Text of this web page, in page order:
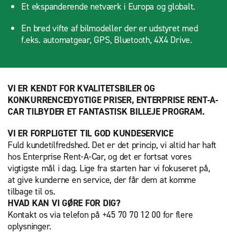
Et ekspanderende netværk i Europa og globalt.
En bred vifte af bilmodeller der er udstyret med
f.eks. automatgear, GPS, Bluetooth, 4X4 Drive.
VI ER KENDT FOR KVALITETSBILER OG
KONKURRENCEDYGTIGE PRISER, ENTERPRISE RENT-A-
CAR TILBYDER ET FANTASTISK BILLEJE PROGRAM.
VI ER FORPLIGTET TIL GOD KUNDESERVICE
Fuld kundetilfredshed. Det er det princip, vi altid har haft
hos Enterprise Rent-A-Car, og det er fortsat vores
vigtigste mål i dag. Lige fra starten har vi fokuseret på,
at give kunderne en service, der får dem at komme
tilbage til os.
HVAD KAN VI GØRE FOR DIG?
Kontakt os via telefon på +45 70 70 12 00 for flere
oplysninger.